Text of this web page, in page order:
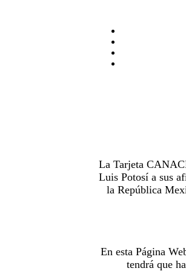
La Tarjeta
Luis Potosí a sus
la República
En esta Página
tendrá que